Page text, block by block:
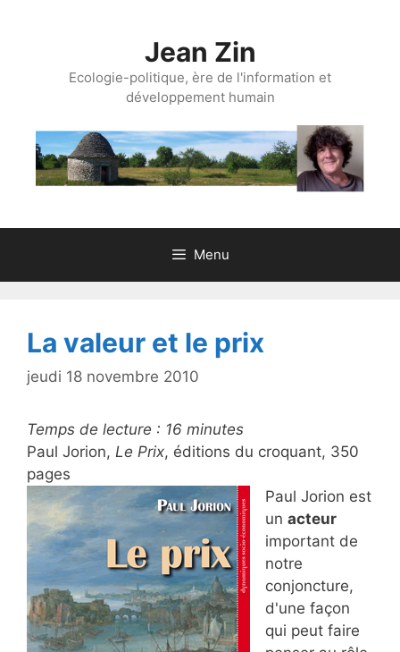
Jean Zin
Ecologie-politique, ère de l'information et
développement humain
Menu
La valeur et le prix
jeudi 18 novembre 2010
Temps de lecture : 16 minutes
Paul Jorion, Le Prix, éditions du croquant, 350
pages
Paul Jorion est
un acteur
important de
notre
conjoncture,
d'une façon
qui peut faire